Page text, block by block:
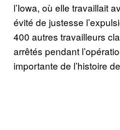
l’Iowa, où elle travaillait
évité de justesse
400 autres travailleurs
arrêtés pendant
importante de l’histoire